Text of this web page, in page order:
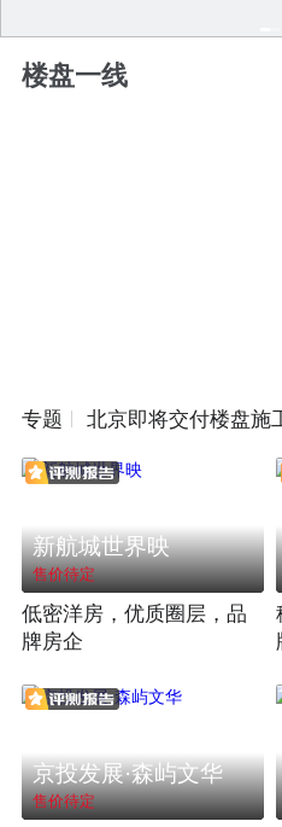
楼盘一线
专题 北京即将交付楼盘施
新航城世界映
售价待定
低密洋房，优质圈层，品
牌房企
京投发展·森屿文华
售价待定